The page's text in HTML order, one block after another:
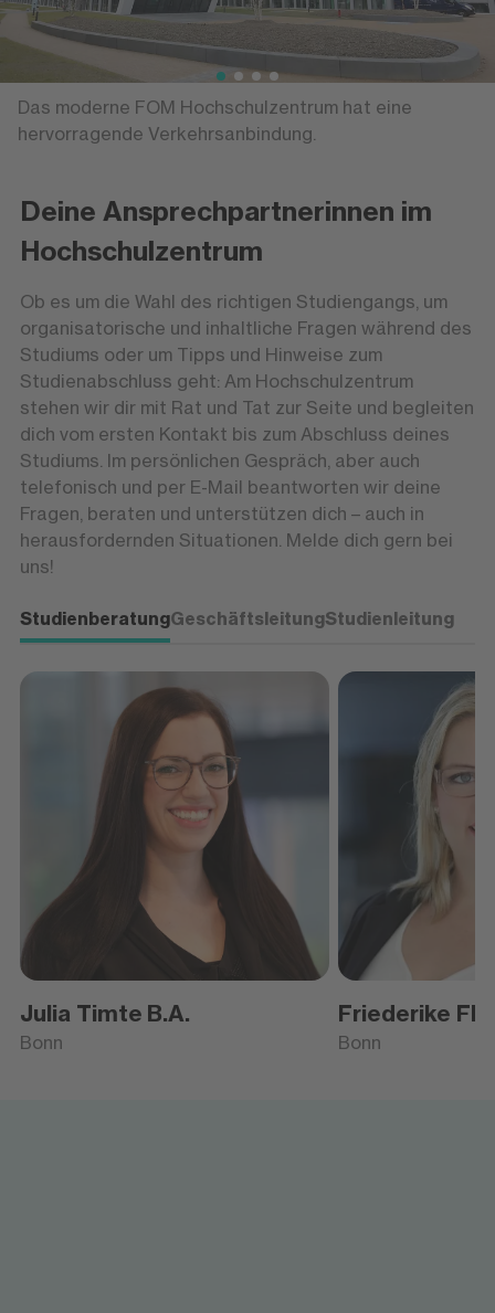
Das moderne FOM Hochschulzentrum hat eine
hervorragende Verkehrsanbindung.
Deine Ansprechpartnerinnen im
Hochschulzentrum
Ob es um die Wahl des richtigen Studiengangs, um
organisatorische und inhaltliche Fragen während des
Studiums oder um Tipps und Hinweise zum
Studienabschluss geht: Am Hochschulzentrum
stehen wir dir mit Rat und Tat zur Seite und begleiten
dich vom ersten Kontakt bis zum Abschluss deines
Studiums. Im persönlichen Gespräch, aber auch
telefonisch und per E-Mail beantworten wir deine
Fragen, beraten und unterstützen dich – auch in
herausfordernden Situationen. Melde dich gern bei
uns!
StudienberatungGeschäftsleitungStudienleitung
Julia Timte B.A.
Bonn
Friederike
Bonn